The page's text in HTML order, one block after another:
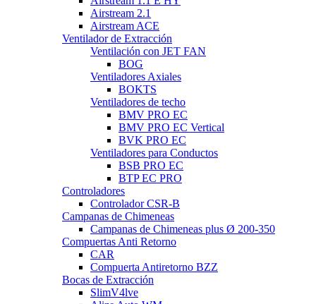
Airstream 2.1
Airstream ACE
Ventilador de Extracción
Ventilación con JET FAN
BOG
Ventiladores Axiales
BOKTS
Ventiladores de techo
BMV PRO EC
BMV PRO EC Vertical
BVK PRO EC
Ventiladores para Conductos
BSB PRO EC
BTP EC PRO
Controladores
Controlador CSR-B
Campanas de Chimeneas
Campanas de Chimeneas plus Ø 200-350
Compuertas Anti Retorno
CAR
Compuerta Antiretorno BZZ
Bocas de Extracción
SlimV4lve